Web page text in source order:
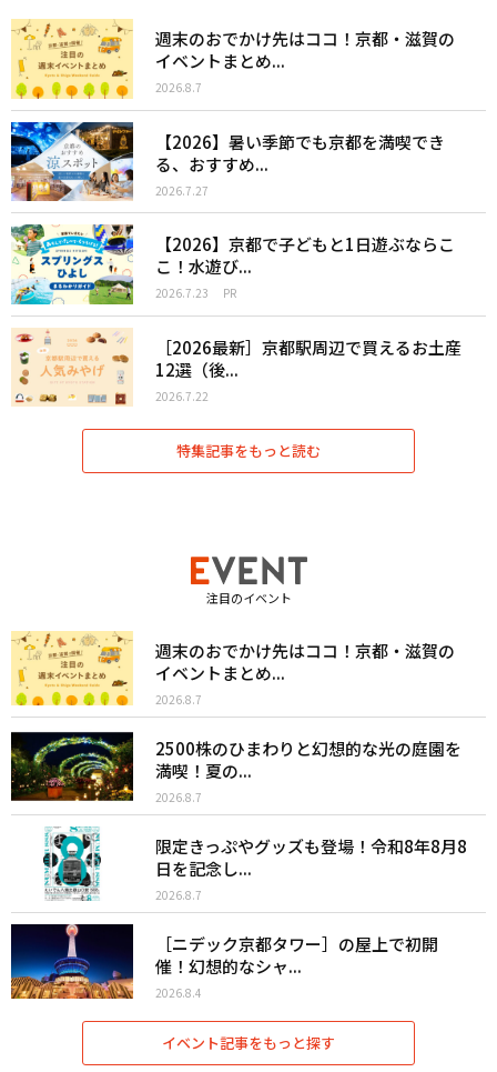
週末のおでかけ先はココ！京都・滋賀の
イベントまとめ...
2026.8.7
【2026】暑い季節でも京都を満喫でき
る、おすすめ...
2026.7.27
【2026】京都で子どもと1日遊ぶならこ
こ！水遊び...
2026.7.23 PR
［2026最新］京都駅周辺で買えるお土産
12選（後...
2026.7.22
特集記事をもっと読む
注目のイベント
週末のおでかけ先はココ！京都・滋賀の
イベントまとめ...
2026.8.7
2500株のひまわりと幻想的な光の庭園を
満喫！夏の...
2026.8.7
限定きっぷやグッズも登場！令和8年8月8
日を記念し...
2026.8.7
［ニデック京都タワー］の屋上で初開
催！幻想的なシャ...
2026.8.4
イベント記事をもっと探す